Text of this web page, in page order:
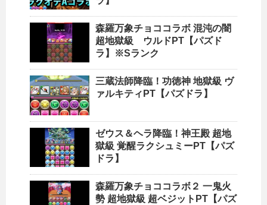
森羅万象チョココラボ 混沌の闇
超地獄級 ウルドPT【パズド
ラ】※Sランク
三蔵法師降臨！功徳神 地獄級 ヴ
ァルキティPT【パズドラ】
ゼウス＆ヘラ降臨！神王殿 超地
獄級 覚醒ラクシュミーPT【パズ
ドラ】
森羅万象チョココラボ２ 一鬼火
勢 超地獄級 超ベジットPT【パズ